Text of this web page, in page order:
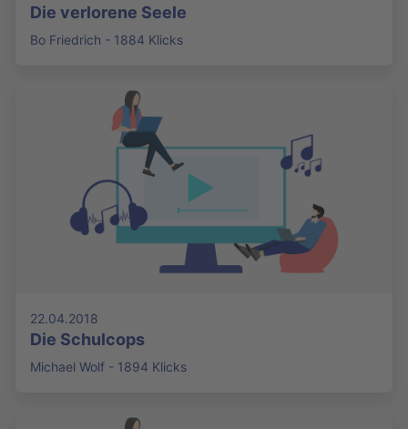
Die verlorene Seele
Bo Friedrich - 1884 Klicks
22.04.2018
Die Schulcops
Michael Wolf - 1894 Klicks